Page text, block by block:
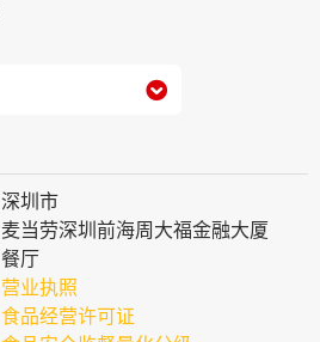

深圳市
麦当劳深圳前海周大福金融大厦
餐厅
营业执照
食品经营许可证